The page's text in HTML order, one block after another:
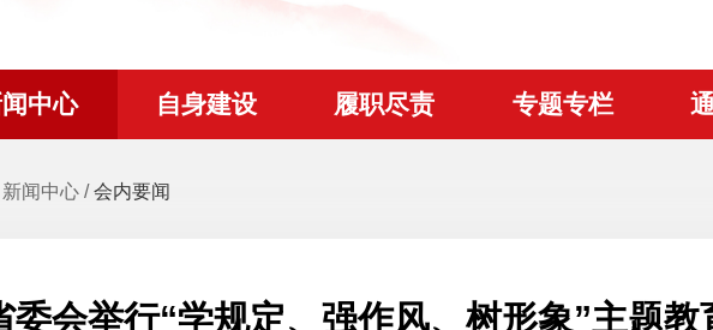
中心 自身建设 履职尽责 专题专栏
新闻中心 /会内要闻
委会举行“学规定、强作风、树形象”主题